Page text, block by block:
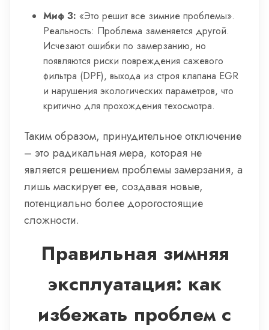
Миф 3: «Это решит все зимние проблемы».
Реальность: Проблема заменяется другой.
Исчезают ошибки по замерзанию, но
появляются риски повреждения сажевого
фильтра (DPF), выхода из строя клапана EGR
и нарушения экологических параметров, что
критично для прохождения техосмотра.
Таким образом, принудительное отключение
– это радикальная мера, которая не
является решением проблемы замерзания, а
лишь маскирует ее, создавая новые,
потенциально более дорогостоящие
сложности.
Правильная зимняя
эксплуатация: как
избежать проблем с